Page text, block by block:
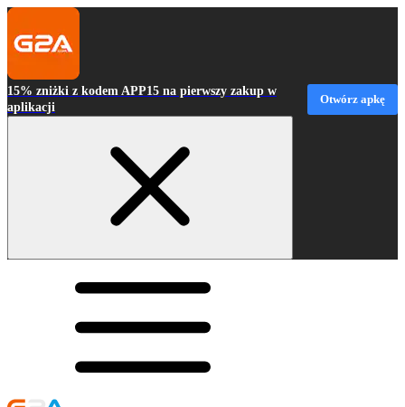
15% zniżki z kodem APP15 na pierwszy zakup w
aplikacji
Otwórz apkę